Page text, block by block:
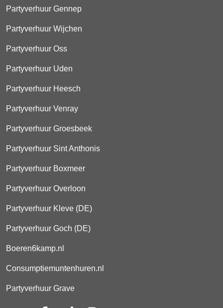
Partyverhuur Gennep
Partyverhuur Wijchen
Partyverhuur Oss
Partyverhuur Uden
Partyverhuur Heesch
Partyverhuur Venray
Partyverhuur Groesbeek
Partyverhuur Sint Anthonis
Partyverhuur Boxmeer
Partyverhuur Overloon
Partyverhuur Kleve (DE)
Partyverhuur Goch (DE)
Boeren6kamp.nl
Consumptiemuntenhuren.nl
Partyverhuur Grave